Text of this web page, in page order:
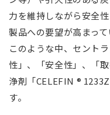
力を維持しながら安全
製品への要望が高まって
このような中、セント
性」、「安全性」、「
浄剤「CELEFIN ®
す。